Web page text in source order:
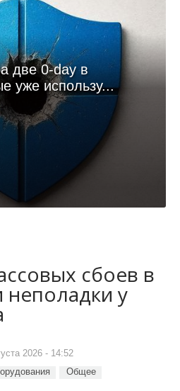
две 0-day в
уже использу...
сбоев в
неполадки у
2026 - 14:52
Общее